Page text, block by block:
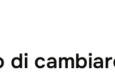
di